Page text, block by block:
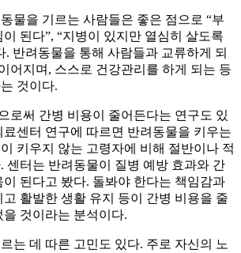
물을 기르는 사람들은 좋은 점으로 “부
된다”, “지병이 있지만 열심히 살도록
. 반려동물을 통해 사람들과 교류하게 되
어지며, 스스로 건강관리를 하게 되는 등
것이다.
로써 간병 비용이 줄어든다는 연구도 있
센터 연구에 따르면 반려동물을 키우는
키우지 않는 고령자에 비해 절반이나 적
센터는 반려동물이 질병 예방 효과와 간
된다고 봤다. 돌봐야 한다는 책임감과
활발한 생활 유지 등이 간병 비용을 줄
것이라는 분석이다.
는 데 따른 고민도 있다. 주로 자신의 노